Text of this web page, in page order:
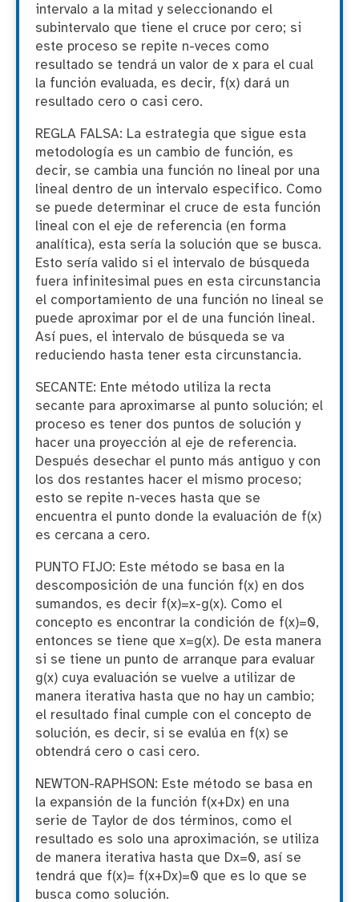
intervalo a la mitad y seleccionando el
subintervalo que tiene el cruce por cero; si
este proceso se repite n-veces como
resultado se tendrá un valor de x para el cual
la función evaluada, es decir, f(x) dará un
resultado cero o casi cero.
REGLA FALSA: La estrategia que sigue esta
metodología es un cambio de función, es
decir, se cambia una función no lineal por una
lineal dentro de un intervalo especifico. Como
se puede determinar el cruce de esta función
lineal con el eje de referencia (en forma
analítica), esta sería la solución que se busca.
Esto sería valido si el intervalo de búsqueda
fuera infinitesimal pues en esta circunstancia
el comportamiento de una función no lineal se
puede aproximar por el de una función lineal.
Así pues, el intervalo de búsqueda se va
reduciendo hasta tener esta circunstancia.
SECANTE: Ente método utiliza la recta
secante para aproximarse al punto solución; el
proceso es tener dos puntos de solución y
hacer una proyección al eje de referencia.
Después desechar el punto más antiguo y con
los dos restantes hacer el mismo proceso;
esto se repite n-veces hasta que se
encuentra el punto donde la evaluación de f(x)
es cercana a cero.
PUNTO FIJO: Este método se basa en la
descomposición de una función f(x) en dos
sumandos, es decir f(x)=x-g(x). Como el
concepto es encontrar la condición de f(x)=0,
entonces se tiene que x=g(x). De esta manera
si se tiene un punto de arranque para evaluar
g(x) cuya evaluación se vuelve a utilizar de
manera iterativa hasta que no hay un cambio;
el resultado final cumple con el concepto de
solución, es decir, si se evalúa en f(x) se
obtendrá cero o casi cero.
NEWTON-RAPHSON: Este método se basa en
la expansión de la función f(x+Dx) en una
serie de Taylor de dos términos, como el
resultado es solo una aproximación, se utiliza
de manera iterativa hasta que Dx=0, así se
tendrá que f(x)= f(x+Dx)=0 que es lo que se
busca como solución.